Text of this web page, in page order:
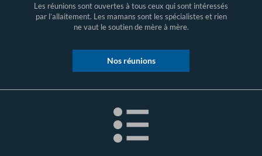
Les réunions sont ouvertes à tous ceux qui sont intéressés
par l’allaitement. Les mamans sont les spécialistes et rien
ne vaut le soutien de mère à mère.
Nos réunions